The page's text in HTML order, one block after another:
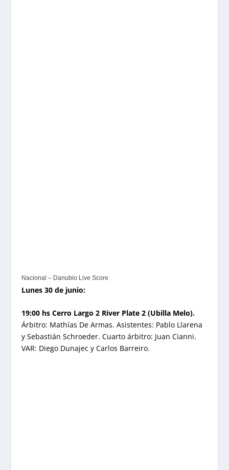
Nacional – Danubio Live Score
Lunes 30 de junio:
19:00 hs Cerro Largo 2 River Plate 2 (Ubilla Melo).
Árbitro: Mathías De Armas. Asistentes: Pablo Llarena
y Sebastián Schroeder. Cuarto árbitro: Juan Cianni.
VAR: Diego Dunajec y Carlos Barreiro.